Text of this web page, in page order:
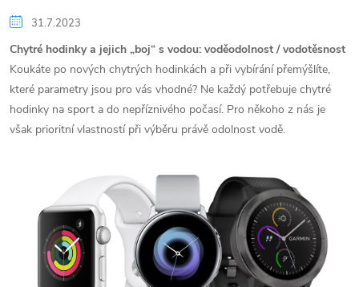
31.7.2023
Chytré hodinky a jejich „boj“ s vodou: voděodolnost / vodotěsnost
Koukáte po nových chytrých hodinkách a při vybírání přemýšlíte,
které parametry jsou pro vás vhodné? Ne každý potřebuje chytré
hodinky na sport a do nepříznivého počasí. Pro někoho z nás je
však prioritní vlastností při výběru právě odolnost vodě.